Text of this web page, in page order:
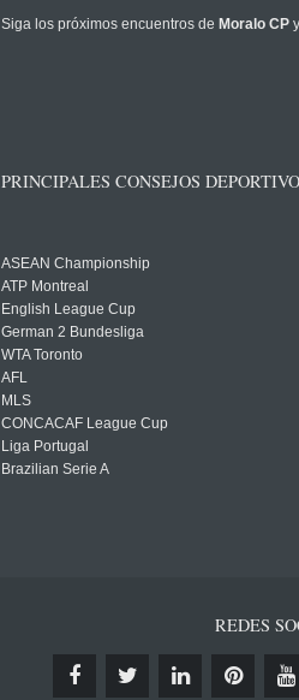
Siga los próximos encuentros de Moralo CP
PRINCIPALES CONSEJOS
ASEAN Championship
ATP Montreal
English League Cup
German 2 Bundesliga
WTA Toronto
AFL
MLS
CONCACAF League Cup
Liga Portugal
Brazilian Serie A
REDES